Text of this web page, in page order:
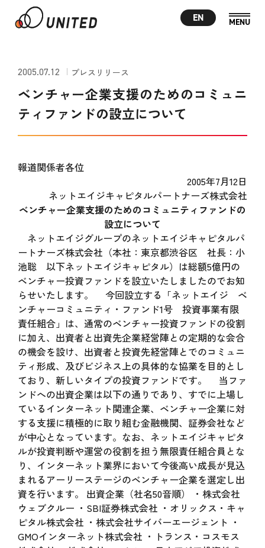
EN
2005.07.12 プレスリリース
ベンチャー企業支援のためのコミュニ
ティファンドの設立について
報道関係者各位
2005年7月12日
ネットエイジキャピタルパートナーズ株式会社
ベンチャー企業支援のためのコミュニティファンドの
設立について
ネットエイジグループのネットエイジキャピタルパ
ートナーズ株式会社（本社：東京都渋谷区 社長：小
池聡 以下ネットエイジキャピタル）は総額5億円の
ベンチャー投資ファンドを設立いたしましたのでお知
らせいたします。 今回設立する「ネットエイジ ベ
ンチャーコミュニティ・ファンド1号 投資事業有限
責任組合」は、通常のベンチャー投資ファンドの役割
に加え、出資者と出資先企業経営陣との定期的な会合
の機会を設け、出資者と投資先経営陣とでのコミュニ
ティ形成、及びビジネス上の具体的な協業を目的とし
ており、新しいタイプの投資ファンドです。 当ファ
ンドへの出資企業は以下の通りであり、すでに上場し
ているインターネット関連企業、ベンチャー企業に対
する支援に積極的に取り組む金融機関、証券会社など
が中心となっています。なお、ネットエイジキャピタ
ルが投資判断や運営の役割を担う無限責任組合員とな
り、インターネット業界において今後高い成長が見込
まれるアーリーステージのベンチャー企業を選定し出
資を行います。 出資企業（社名50音順） ・株式会社
ウェブクルー ・SBI証券株式会社 ・オリックス・キャ
ピタル株式会社 ・株式会社サイバーエージェント ・
GMOインターネット株式会社 ・トランス・コスモス